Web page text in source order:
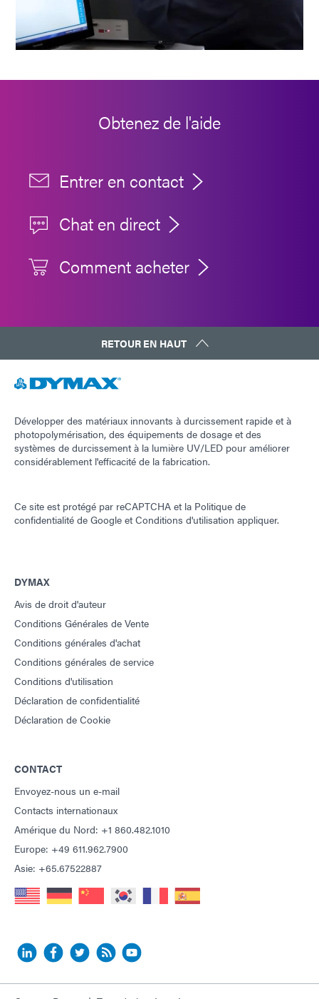
Obtenez de l'aide
Entrer en contact
Chat en direct
Comment acheter
RETOUR EN HAUT
Développer des matériaux innovants à durcissement rapide et à
photopolymérisation, des équipements de dosage et des
systèmes de durcissement à la lumière UV/LED pour améliorer
considérablement l'efficacité de la fabrication.
Ce site est protégé par reCAPTCHA et la Politique de
confidentialité de Google etConditions d'utilisation appliquer.
DYMAX
Avis de droit d'auteur
Conditions Générales de Vente
Conditions générales d'achat
Conditions générales de service
Conditions d'utilisation
Déclaration de confidentialité
Déclaration de Cookie
CONTACT
Envoyez-nous un e-mail
Contacts internationaux
Amérique du Nord: +1 860.482.1010
Europe: +49 611.962.7900
Asie: +65.67522887